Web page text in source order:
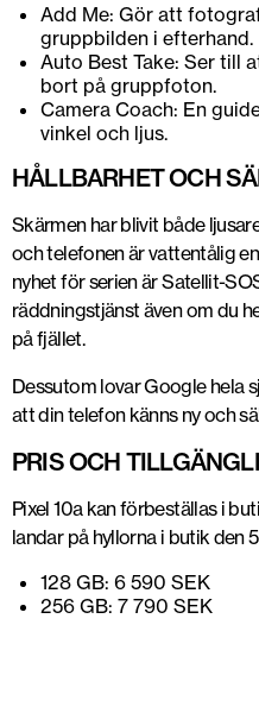
Add Me: Gör att
gruppbilden i efterhand.
Auto Best Take: Ser till
bort på gruppfoton.
Camera Coach: En
vinkel och ljus.
HÅLLBARHET OCH
Skärmen har blivit både
och telefonen är vattentålig
nyhet för serien är Satellit-
räddningstjänst även om du
på fjället.
Dessutom lovar Google hela
att din telefon känns ny och
PRIS OCH
Pixel 10a kan förbeställas i
landar på hyllorna i butik den
128 GB: 6 590 SEK
256 GB: 7 790 SEK